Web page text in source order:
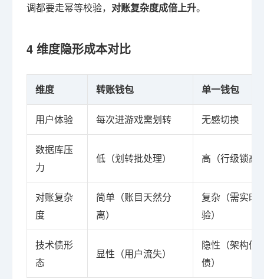
调都要走幂等校验， 对账复杂度成倍上升。
4 维度隐形成本对比
维度 转账钱包 单一钱包
用户体验 每次进游戏需划转 无感切换
数据库压
力
低（划转批处理） 高（行级锁高
对账复杂
度
简单（账目天然分
离）
复杂（需实时
验）
技术债形
态
显性（用户流失）
隐性（架构债
债）